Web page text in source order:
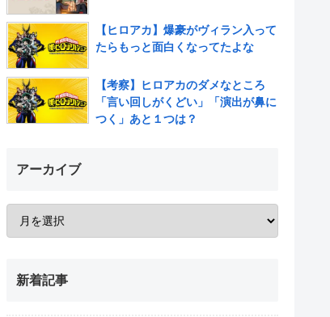
【ヒロアカ】爆豪がヴィラン入って
たらもっと面白くなってたよな
【考察】ヒロアカのダメなところ
「言い回しがくどい」「演出が鼻に
つく」あと１つは？
アーカイブ
新着記事